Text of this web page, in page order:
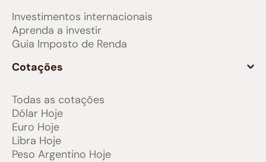
Investimentos internacionais
Aprenda a investir
Guia Imposto de Renda
Cotações
Todas as cotações
Dólar Hoje
Euro Hoje
Libra Hoje
Peso Argentino Hoje